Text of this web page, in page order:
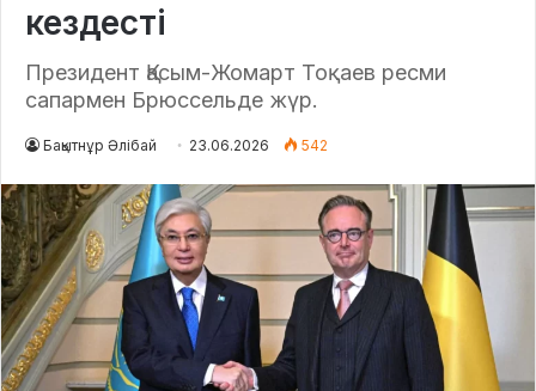
кездесті
Президент Қасым-Жомарт Тоқаев ресми
сапармен Брюссельде жүр.
Бақытнұр Әлібай 23.06.2026 542